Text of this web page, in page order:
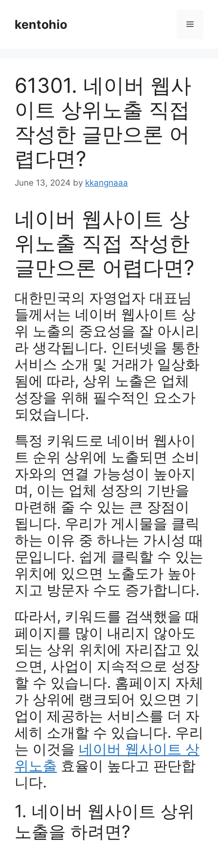
contentkentohio Menu
61301. 네이버 웹사
이트 상위노출 직접
작성한 글만으론 어
렵다면?
June 13, 2024 by kkangnaaa
네이버 웹사이트 상
위노출 직접 작성한
글만으론 어렵다면?
대한민국의 자영업자 대표님
들께서는 네이버 웹사이트 상
위 노출의 중요성을 잘 아시리
라 생각됩니다. 인터넷을 통한
서비스 소개 및 거래가 일상화
됨에 따라, 상위 노출은 업체
성장을 위해 필수적인 요소가
되었습니다.
특정 키워드로 네이버 웹사이
트 순위 상위에 노출되면 소비
자와의 연결 가능성이 높아지
며, 이는 업체 성장의 기반을
마련해 줄 수 있는 큰 장점이
됩니다. 우리가 게시물을 클릭
하는 이유 중 하나는 가시성 때
문입니다. 쉽게 클릭할 수 있는
위치에 있으면 노출도가 높아
지고 방문자 수도 증가합니다.
따라서, 키워드를 검색했을 때
페이지를 많이 내리지 않아도
되는 상위 위치에 자리잡고 있
으면, 사업이 지속적으로 성장
할 수 있습니다. 홈페이지 자체
가 상위에 랭크되어 있으면 기
업이 제공하는 서비스를 더 자
세히 소개할 수 있습니다. 우리
는 이것을 네이버 웹사이트 상
위노출 효율이 높다고 판단합
니다.
1. 네이버 웹사이트 상위
노출을 하려면?